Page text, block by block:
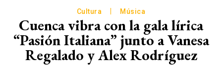
Cultura Música
Cuenca vibra con la gala lírica
“Pasión Italiana” junto a Vanesa
Regalado y Alex Rodríguez